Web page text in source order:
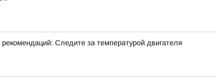
Следите за температурой двигателя